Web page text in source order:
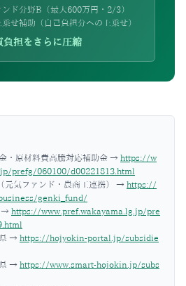
ド分野B（最大600万円・2/3）
せ補助（自己負担分への上乗せ）
担をさらに圧縮
・原材料費高騰対応補助金 → https://w
prefg/060100/d00221813.html
元気ファンド・農商工連携）
→ https://
genki_fund/
→ https://www.pref.wakayama.lg.jp/pre
→ https://hojyokin-portal.jp/subsidie
→ https://www.smart-hojokin.jp/subs